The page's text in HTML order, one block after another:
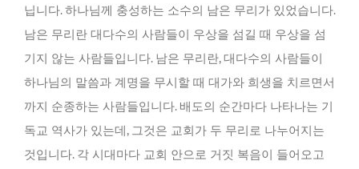
닙니다. 하나님께 충성하는 소수의 남은 무리가 있었습니다.
남은 무리란 대다수의 사람들이 우상을 섬길 때 우상을 섬
기지 않는 사람들입니다. 남은 무리란, 대다수의 사람들이
하나님의 말씀과 계명을 무시할 때 대가와 희생을 치르면서
까지 순종하는 사람들입니다. 배도의 순간마다 나타나는 기
독교 역사가 있는데, 그것은 교회가 두 무리로 나누어지는
것입니다. 각 시대마다 교회 안으로 거짓 복음이 들어오고